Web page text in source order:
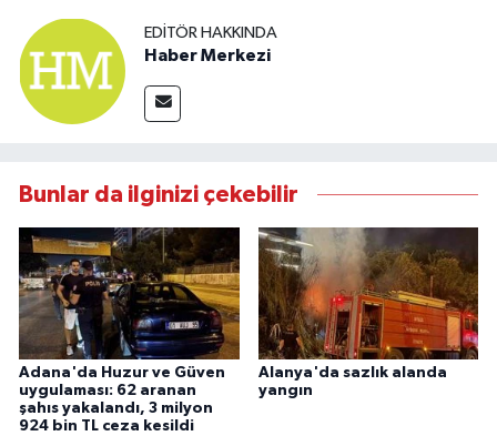
EDITÖR HAKKINDA
Haber Merkezi
Bunlar da ilginizi çekebilir
Adana'da Huzur ve Güven
uygulaması: 62 aranan
şahıs yakalandı, 3 milyon
924 bin TL ceza kesildi
Alanya'da sazlık alanda
yangın